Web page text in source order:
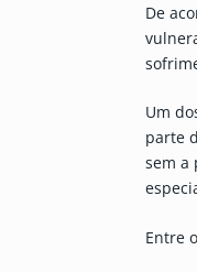
De
Um
parte
sem a
Entre